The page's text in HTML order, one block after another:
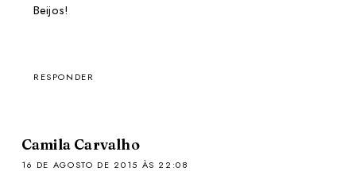
Beijos!
RESPONDER
Camila Carvalho
16 DE AGOSTO DE 2015 ÀS 22:08